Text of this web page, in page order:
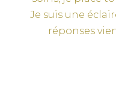
Je suis une
réponses